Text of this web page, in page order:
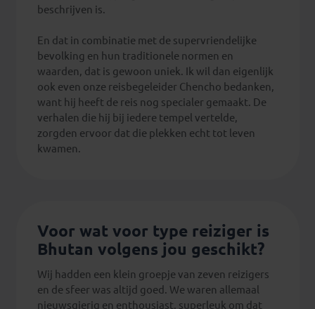
beschrijven is.
En dat in combinatie met de supervriendelijke
bevolking en hun traditionele normen en
waarden, dat is gewoon uniek. Ik wil dan eigenlijk
ook even onze reisbegeleider Chencho bedanken,
want hij heeft de reis nog specialer gemaakt. De
verhalen die hij bij iedere tempel vertelde,
zorgden ervoor dat die plekken echt tot leven
kwamen.
Voor wat voor type reiziger is
Bhutan volgens jou geschikt?
Wij hadden een klein groepje van zeven reizigers
en de sfeer was altijd goed. We waren allemaal
nieuwsgierig en enthousiast, superleuk om dat